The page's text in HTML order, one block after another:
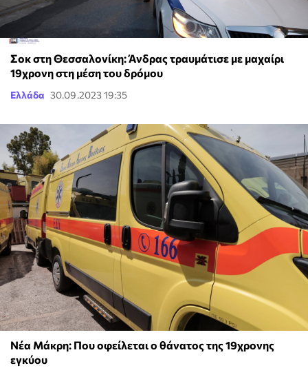
Σοκ στη Θεσσαλονίκη: Άνδρας τραυμάτισε με μαχαίρι
19χρονη στη μέση του δρόμου
Ελλάδα 30.09.2023 19:35
Νέα Μάκρη: Που οφείλεται ο θάνατος της 19χρονης
εγκύου